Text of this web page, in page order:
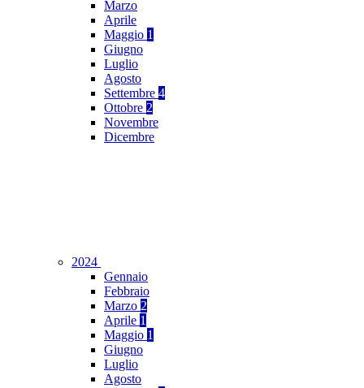
Marzo
Aprile
Maggio 1
Giugno
Luglio
Agosto
Settembre 4
Ottobre 2
Novembre
Dicembre
2024
Gennaio
Febbraio
Marzo 2
Aprile 1
Maggio 1
Giugno
Luglio
Agosto